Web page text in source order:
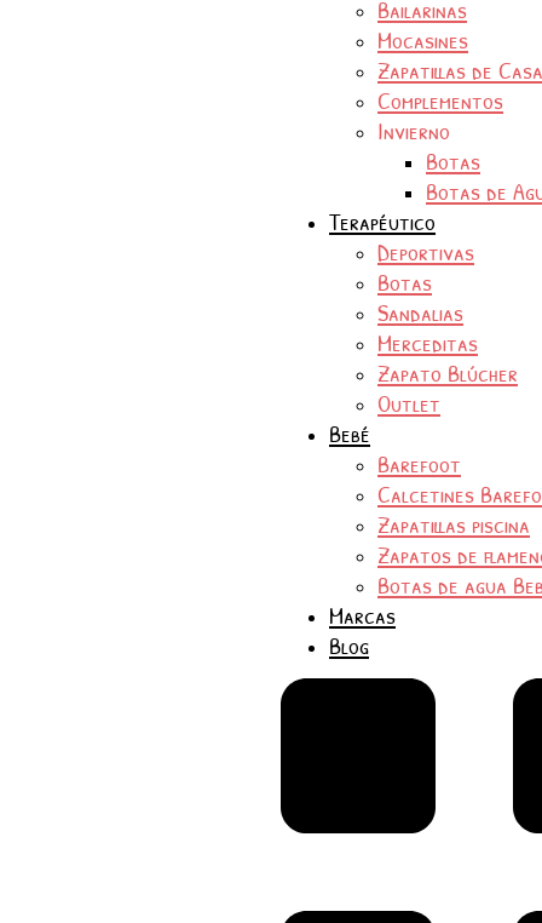
Bailarinas
Mocasines
Zapatillas de Casa
Complementos
Invierno
Botas
Botas de
Terapéutico
Deportivas
Botas
Sandalias
Merceditas
Zapato Blúcher
Outlet
Bebé
Barefoot
Calcetines
Zapatillas piscina
Zapatos de
Botas de agua
Marcas
Blog